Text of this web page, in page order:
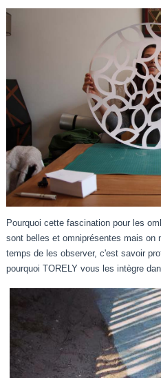
Pourquoi cette fascination pour les
sont belles et omniprésentes mais on
temps de les observer, c'est savoir
pourquoi TORELY vous les intègre